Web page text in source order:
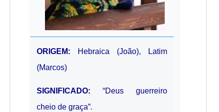
ORIGEM:
Hebraica (João), Latim
(Marcos)
SIGNIFICADO: “Deus guerreiro
cheio de graça”.